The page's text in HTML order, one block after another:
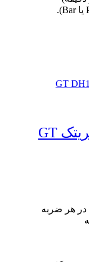
چکش تخریب 16 کیلویی گریتک GT